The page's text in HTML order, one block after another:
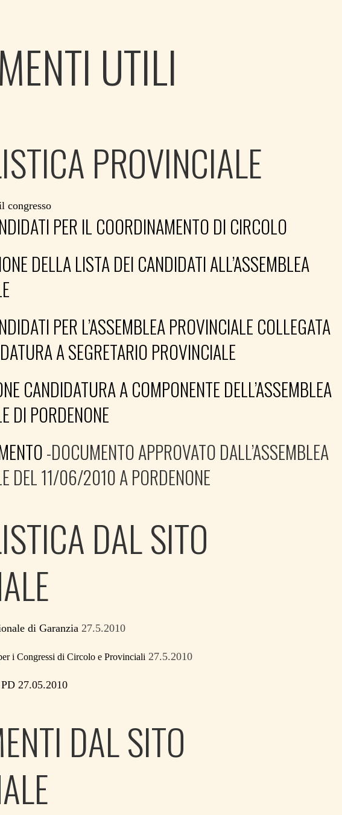
UTILI
PROVINCIALE
congresso
PER IL COORDINAMENTO DI CIRCOLO
DELLA LISTA DEI CANDIDATI ALL’ASSEMBLEA
PER L’ASSEMBLEA PROVINCIALE COLLEGATA
A SEGRETARIO PROVINCIALE
CANDIDATURA A COMPONENTE DELL’ASSEMBLEA
DI PORDENONE
-DOCUMENTO APPROVATO DALL’ASSEMBLEA
DEL 11/06/2010 A PORDENONE
DAL SITO
di Garanzia27.5.2010
i Congressi di Circolo e Provinciali27.5.2010
27.05.2010
DAL SITO